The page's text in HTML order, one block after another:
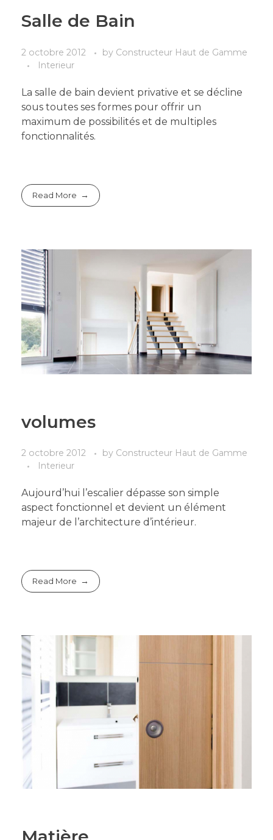
Salle de Bain
2 octobre 2012 by Constructeur Haut de Gamme
Interieur
La salle de bain devient privative et se décline
sous toutes ses formes pour offrir un
maximum de possibilités et de multiples
fonctionnalités.
Read More
volumes
2 octobre 2012 by Constructeur Haut de Gamme
Interieur
Aujourd’hui l’escalier dépasse son simple
aspect fonctionnel et devient un élément
majeur de l’architecture d’intérieur.
Read More